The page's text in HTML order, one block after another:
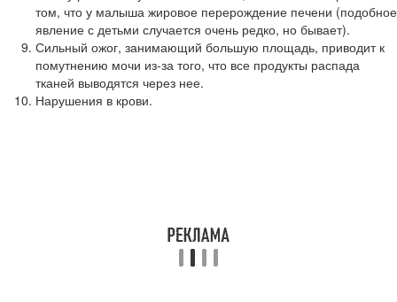
том, что у малыша жировое перерождение печени (подобное
явление с детьми случается очень редко, но бывает).
Сильный ожог, занимающий большую площадь, приводит к
помутнению мочи из-за того, что все продукты распада
тканей выводятся через нее.
Нарушения в крови.